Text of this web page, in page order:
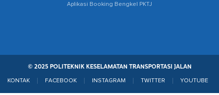
Aplikasi Booking Bengkel PKTJ
© 2025 POLITEKNIK KESELAMATAN TRANSPORTASI JALAN
KONTAK FACEBOOK INSTAGRAM TWITTER YOUTUBE